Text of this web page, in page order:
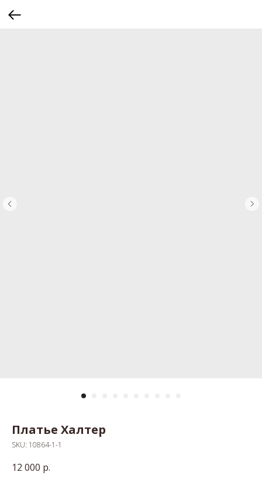
Платье Халтер
SKU: 10864-1-1
12 000 р.